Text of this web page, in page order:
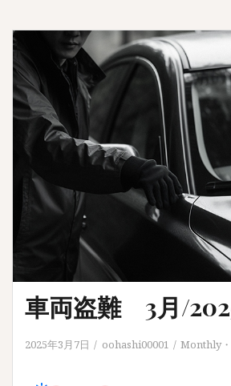
車両盗難 3月/
2025年3月7日 oohashi00001 Monthly・